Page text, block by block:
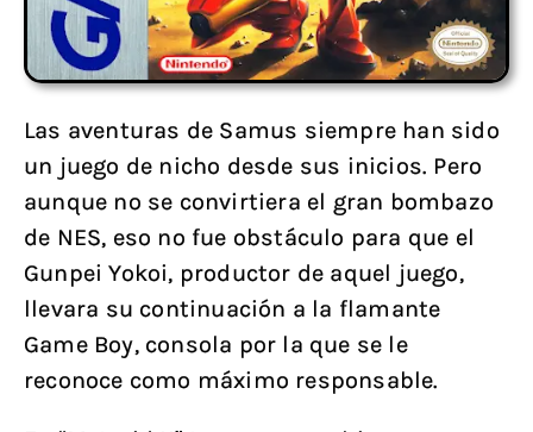
Las aventuras de Samus siempre han sido
un juego de nicho desde sus inicios. Pero
aunque no se convirtiera el gran bombazo
de NES, eso no fue obstáculo para que el
Gunpei Yokoi, productor de aquel juego,
llevara su continuación a la flamante
Game Boy, consola por la que se le
reconoce como máximo responsable.